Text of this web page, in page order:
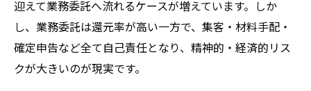
迎えて業務委託へ流れるケースが増えています。しか
し、業務委託は還元率が高い一方で、集客・材料手配・
確定申告など全て自己責任となり、精神的・経済的リス
クが大きいのが現実です。